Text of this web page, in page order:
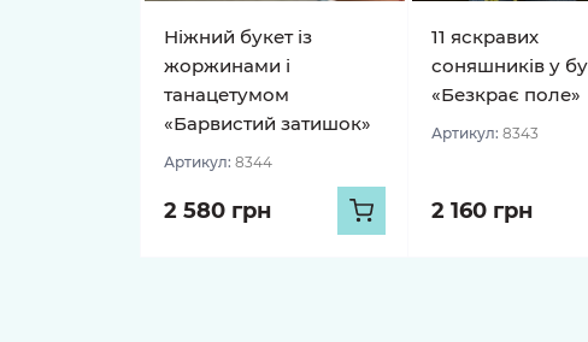
Ніжний букет із
жоржинами і
танацетумом
«Барвистий затишок»
Артикул: 8344
2 580 грн
11 яскравих
соняшників у
«Безкрає поле»
Артикул: 8343
2 160 грн